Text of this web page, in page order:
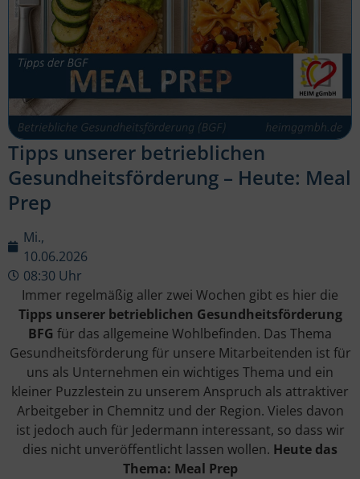
Tipps unserer betrieblichen
Gesundheitsförderung – Heute: Meal
Prep
Mi.,
10.06.2026
08:30 Uhr
Immer regelmäßig aller zwei Wochen gibt es hier die
Tipps unserer betrieblichen Gesundheitsförderung
BFG für das allgemeine Wohlbefinden. Das Thema
Gesundheitsförderung für unsere Mitarbeitenden ist für
uns als Unternehmen ein wichtiges Thema und ein
kleiner Puzzlestein zu unserem Anspruch als attraktiver
Arbeitgeber in Chemnitz und der Region. Vieles davon
ist jedoch auch für Jedermann interessant, so dass wir
dies nicht unveröffentlicht lassen wollen. Heute das
Thema: Meal Prep